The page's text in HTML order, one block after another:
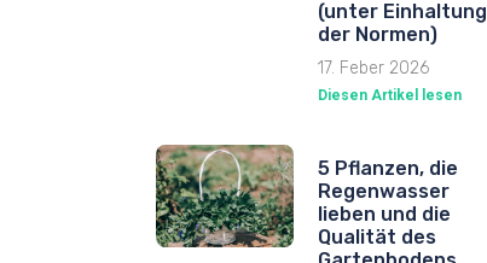
(unter Einhaltung
der Normen)
17. Feber 2026
Diesen Artikel lesen
5 Pflanzen, die
Regenwasser
lieben und die
Qualität des